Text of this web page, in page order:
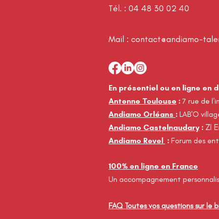
Tél. : 04 48 30 02 40
Mail : contact@andiamo-
En présentiel ou en ligne en
Antenne Toulouse : 7 rue de
Andiamo Orléans : LAB'O
Andiamo Castelnaudary : ZI
Andiamo Revel : Forum des
100% en ligne en France
Un accompagnement
FAQ Toutes vos questions sur